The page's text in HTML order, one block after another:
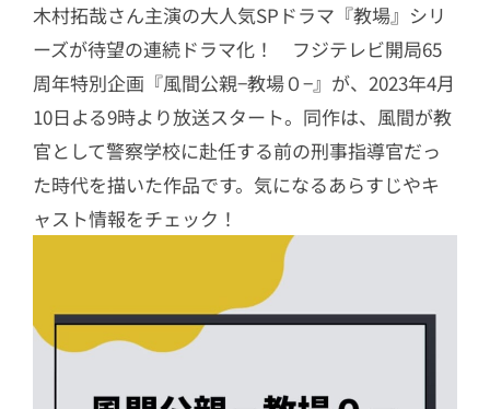
木村拓哉さん主演の大人気SPドラマ『教場』シリ
ーズが待望の連続ドラマ化！ フジテレビ開局65
周年特別企画『風間公親−教場０−』が、2023年4月
10日よる9時より放送スタート。同作は、風間が教
官として警察学校に赴任する前の刑事指導官だっ
た時代を描いた作品です。気になるあらすじやキ
ャスト情報をチェック！